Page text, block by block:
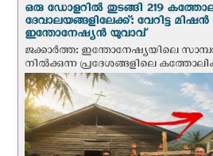
ഒരു ഡോളറിൽ തുടങ്ങി 219
ദേവാലയങ്ങളിലേക്ക്: വേറിട്ട
ഇന്തോനേഷ്യൻ യുവാവ്
ജക്കാർത്ത: ഇന്തോനേഷ്യയിലെ
നില്‍ക്കുന്ന പ്രദേശങ്ങളിലെ